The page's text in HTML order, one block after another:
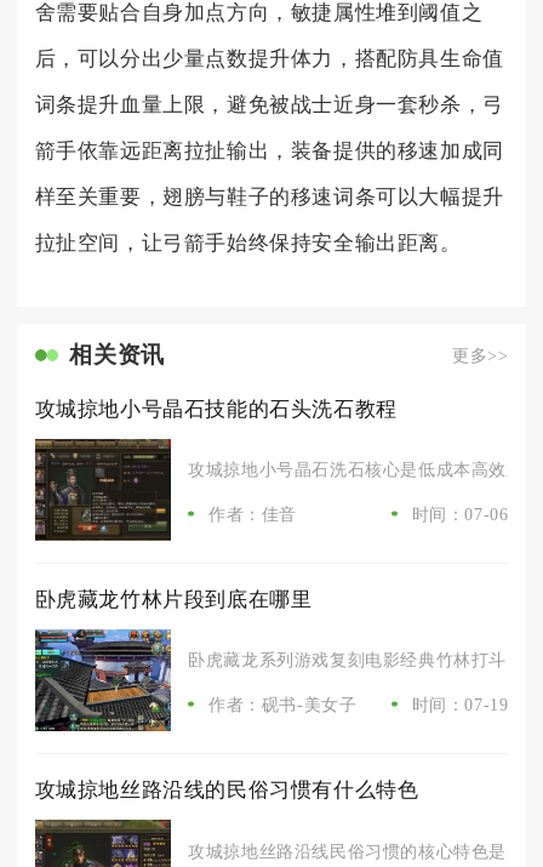
舍需要贴合自身加点方向，敏捷属性堆到阈值之
后，可以分出少量点数提升体力，搭配防具生命值
词条提升血量上限，避免被战士近身一套秒杀，弓
箭手依靠远距离拉扯输出，装备提供的移速加成同
样至关重要，翅膀与鞋子的移速词条可以大幅提升
拉扯空间，让弓箭手始终保持安全输出距离。
相关资讯 更多>>
攻城掠地小号晶石技能的石头洗石教程
攻城掠地小号晶石洗石核心是低成本高效成
作者：佳音 时间：07-06
卧虎藏龙竹林片段到底在哪里
卧虎藏龙系列游戏复刻电影经典竹林打斗片
作者：砚书-美女子 时间：07-19
攻城掠地丝路沿线的民俗习惯有什么特色
攻城掠地丝路沿线民俗习惯的核心特色是多